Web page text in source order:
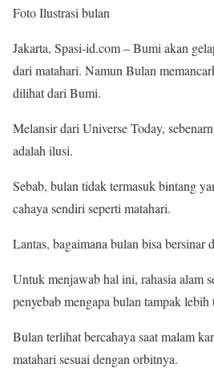
Foto Ilustrasi bulan
Jakarta, Spasi-id.com – Bumi akan
dari matahari. Namun Bulan
dilihat dari Bumi.
Melansir dari Universe Today,
adalah ilusi.
Sebab, bulan tidak termasuk bintang
cahaya sendiri seperti matahari.
Lantas, bagaimana bulan bisa bersinar
Untuk menjawab hal ini, rahasia alam
penyebab mengapa bulan tampak lebih
Bulan terlihat bercahaya saat malam
matahari sesuai dengan orbitnya.